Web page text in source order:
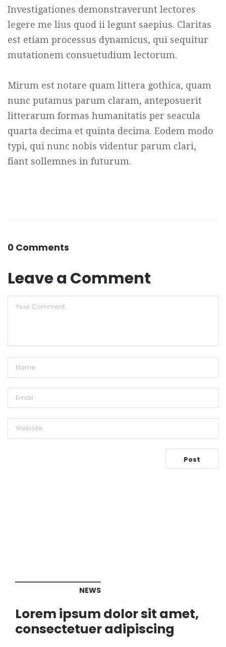
Investigationes demonstraverunt lectores
legere me lius quod ii legunt saepius. Claritas
est etiam processus dynamicus, qui sequitur
mutationem consuetudium lectorum.
Mirum est notare quam littera gothica, quam
nunc putamus parum claram, anteposuerit
litterarum formas humanitatis per seacula
quarta decima et quinta decima. Eodem modo
typi, qui nunc nobis videntur parum clari,
fiant sollemnes in futurum.
0 Comments
Leave a Comment
NEWS
Lorem ipsum dolor sit amet,
consectetuer adipiscing